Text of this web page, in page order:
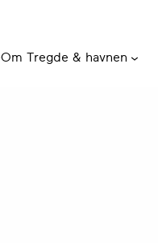
Om Tregde & havnen